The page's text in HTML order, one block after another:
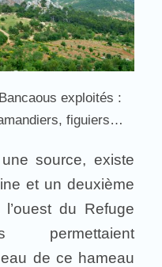
Bancaous exploités :
figuiers…
source, existe
et un deuxième
du Refuge
eau de ce hameau